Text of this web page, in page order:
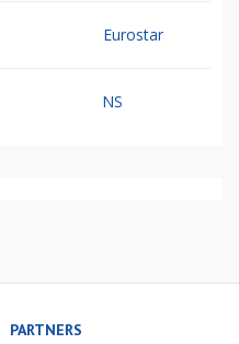
Eurostar
NS
PARTNERS